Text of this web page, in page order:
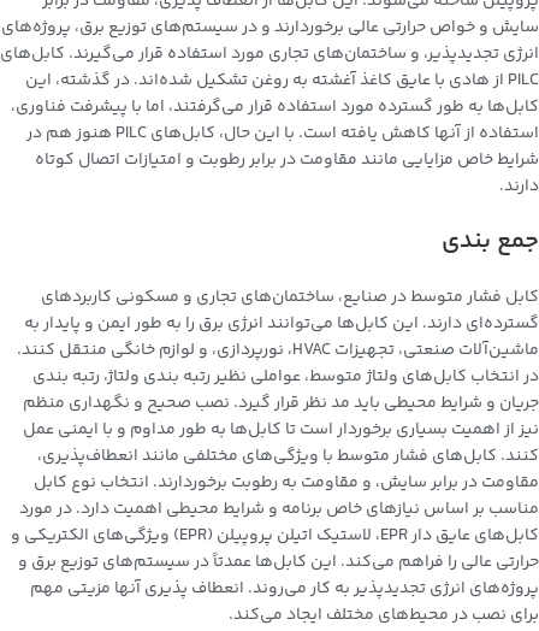
سایش و خواص حرارتی عالی برخوردارند و در سیستم‌های توزیع برق، پروژه‌های
انرژی تجدیدپذیر، و ساختمان‌های تجاری مورد استفاده قرار می‌گیرند. کابل‌های
PILC از هادی با عایق کاغذ آغشته به روغن تشکیل شده‌اند. در گذشته، این
کابل‌ها به طور گسترده مورد استفاده قرار می‌گرفتند، اما با پیشرفت فناوری،
استفاده از آنها کاهش یافته است. با این حال، کابل‌های PILC هنوز هم در
شرایط خاص مزایایی مانند مقاومت در برابر رطوبت و امتیازات اتصال کوتاه
دارند.
جمع بندی
کابل‌ فشار متوسط در صنایع، ساختمان‌های تجاری و مسکونی کاربردهای
گسترده‌ای دارند. این کابل‌ها می‌توانند انرژی برق را به طور ایمن و پایدار به
ماشین‌آلات صنعتی، تجهیزات HVAC، نورپردازی، و لوازم خانگی منتقل کنند.
در انتخاب کابل‌های ولتاژ متوسط، عواملی نظیر رتبه بندی ولتاژ، رتبه بندی
جریان و شرایط محیطی باید مد نظر قرار گیرد. نصب صحیح و نگهداری منظم
نیز از اهمیت بسیاری برخوردار است تا کابل‌ها به طور مداوم و با ایمنی عمل
کنند. کابل‌های فشار متوسط با ویژگی‌های مختلفی مانند انعطاف‌پذیری،
مقاومت در برابر سایش، و مقاومت به رطوبت برخوردارند. انتخاب نوع کابل
مناسب بر اساس نیازهای خاص برنامه و شرایط محیطی اهمیت دارد. در مورد
کابل‌های عایق دار EPR، لاستیک اتیلن پروپیلن (EPR) ویژگی‌های الکتریکی و
حرارتی عالی را فراهم می‌کند. این کابل‌ها عمدتاً در سیستم‌های توزیع برق و
پروژه‌های انرژی تجدیدپذیر به کار می‌روند. انعطاف پذیری آنها مزیتی مهم
برای نصب در محیط‌های مختلف ایجاد می‌کند.